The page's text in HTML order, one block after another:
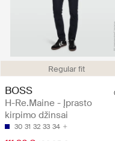
Regular fit
BOSS
H-Re.Maine - Įprasto
kirpimo džinsai
30 31 32 33 34